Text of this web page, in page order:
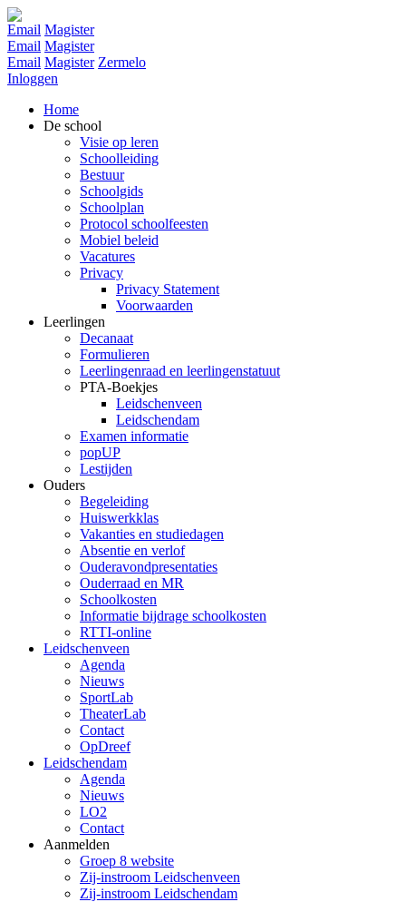
Email Magister
Email Magister
Email Magister Zermelo
Inloggen
Home
De school
Visie op leren
Schoolleiding
Bestuur
Schoolgids
Schoolplan
Protocol schoolfeesten
Mobiel beleid
Vacatures
Privacy
Privacy Statement
Voorwaarden
Leerlingen
Decanaat
Formulieren
Leerlingenraad en leerlingenstatuut
PTA-Boekjes
Leidschenveen
Leidschendam
Examen informatie
popUP
Lestijden
Ouders
Begeleiding
Huiswerkklas
Vakanties en studiedagen
Absentie en verlof
Ouderavondpresentaties
Ouderraad en MR
Schoolkosten
Informatie bijdrage schoolkosten
RTTI-online
Leidschenveen
Agenda
Nieuws
SportLab
TheaterLab
Contact
OpDreef
Leidschendam
Agenda
Nieuws
LO2
Contact
Aanmelden
Groep 8 website
Zij-instroom Leidschenveen
Zij-instroom Leidschendam